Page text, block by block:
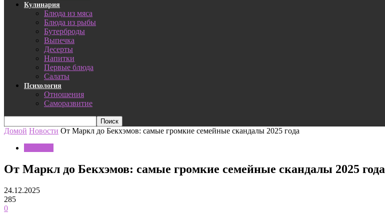
Кулинария
Блюда из мяса
Блюда из рыбы
Бутерброды
Выпечка
Десерты
Напитки
Первые блюда
Салаты
Психология
Отношения
Саморазвитие
Домой Новости От Маркл до Бекхэмов: самые громкие семейные скандалы 2025 года
От Маркл до Бекхэмов: самые громкие семейные скандалы 2025 года
24.12.2025
285
0